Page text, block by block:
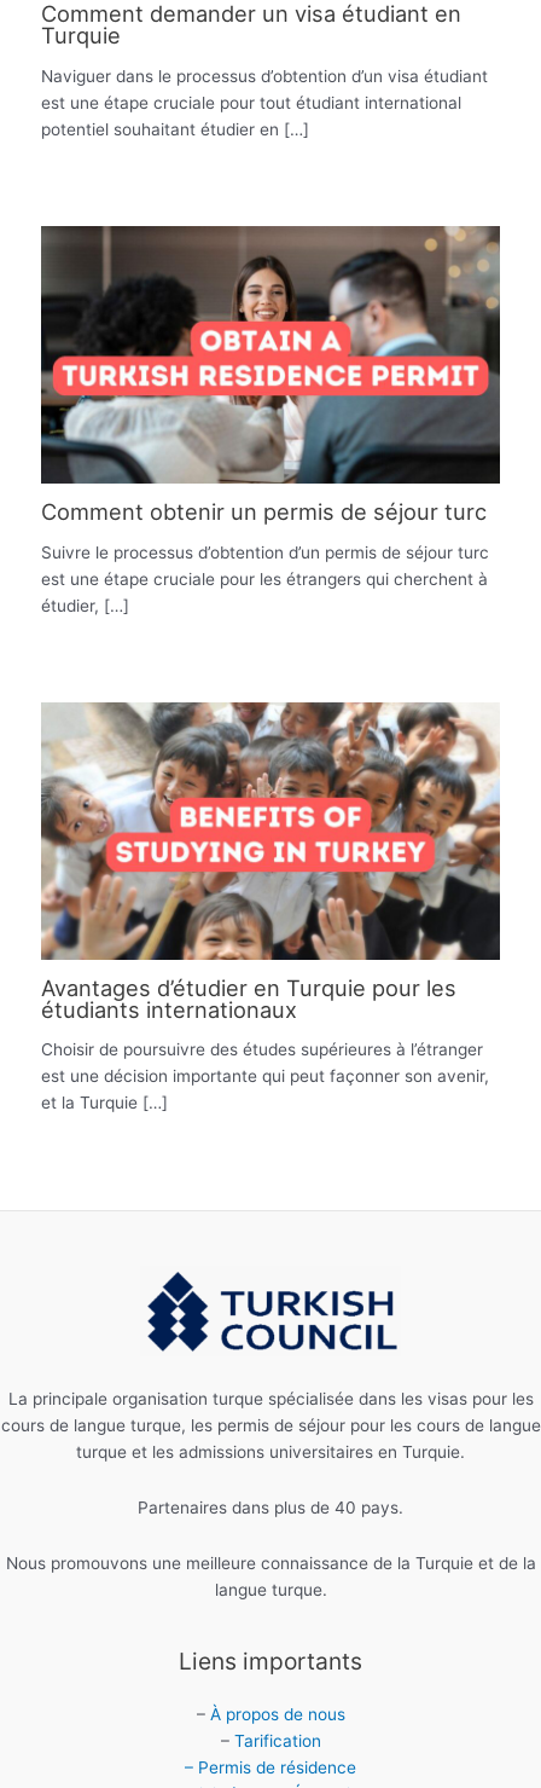
Comment demander un visa étudiant en
Turquie
Naviguer dans le processus d’obtention d’un visa étudiant
est une étape cruciale pour tout étudiant international
potentiel souhaitant étudier en […]
Comment obtenir un permis de séjour turc
Suivre le processus d’obtention d’un permis de séjour turc
est une étape cruciale pour les étrangers qui cherchent à
étudier, […]
Avantages d’étudier en Turquie pour les
étudiants internationaux
Choisir de poursuivre des études supérieures à l’étranger
est une décision importante qui peut façonner son avenir,
et la Turquie […]
La principale organisation turque spécialisée dans les visas pour les
cours de langue turque, les permis de séjour pour les cours de langue
turque et les admissions universitaires en Turquie.
Partenaires dans plus de 40 pays.
Nous promouvons une meilleure connaissance de la Turquie et de la
langue turque.
Liens importants
– À propos de nous
– Tarification
– Permis de résidence